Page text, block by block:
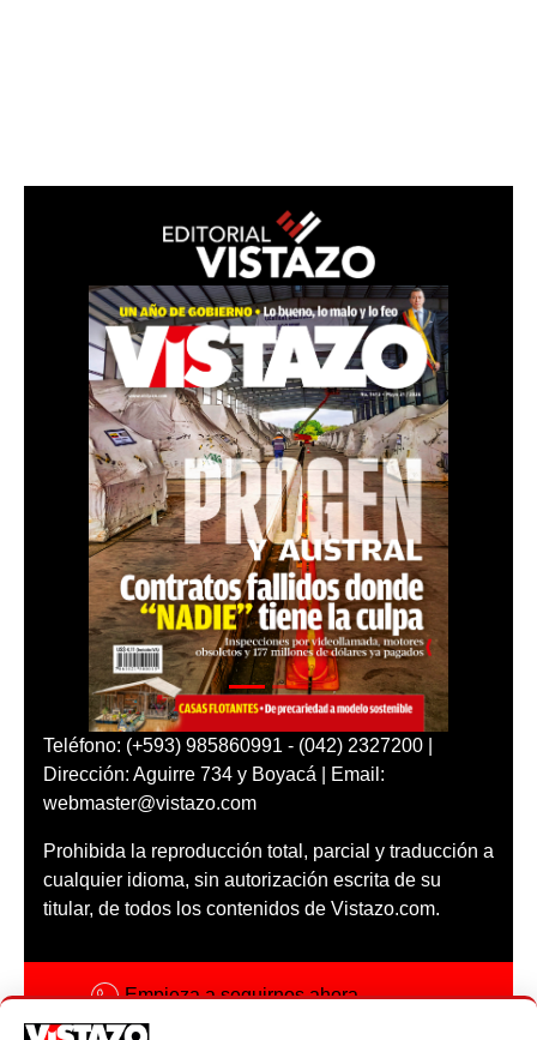
Teléfono: (+593) 985860991 - (042) 2327200 |
Dirección: Aguirre 734 y Boyacá | Email:
webmaster@vistazo.com
Prohibida la reproducción total, parcial y traducción a
cualquier idioma, sin autorización escrita de su
titular, de todos los contenidos de Vistazo.com.
Empieza a seguirnos ahora